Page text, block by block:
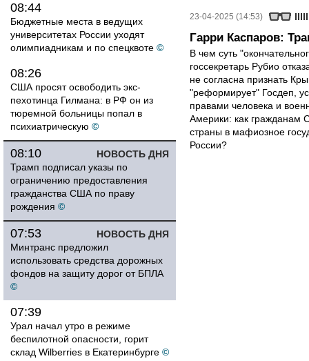
08:44
Бюджетные места в ведущих
университетах России уходят
олимпиадникам и по спецквоте ©
08:26
США просят освободить экс-
пехотинца Гилмана: в РФ он из
тюремной больницы попал в
психиатрическую ©
НОВОСТЬ ДНЯ
08:10
Трамп подписал указы по
ограничению предоставления
гражданства США по праву
рождения ©
НОВОСТЬ ДНЯ
07:53
Минтранс предложил
использовать средства дорожных
фондов на защиту дорог от БПЛА
©
07:39
Урал начал утро в режиме
беспилотной опасности, горит
склад Wilberries в Екатеринбурге ©
23-04-2025 (14:53)
Гарри Каспаров:
В чем суть
госсекретарь Рубио
не согласна признать
"реформирует" Госдеп,
правами человека и
Америки: как гражданам
страны в мафиозное
России?